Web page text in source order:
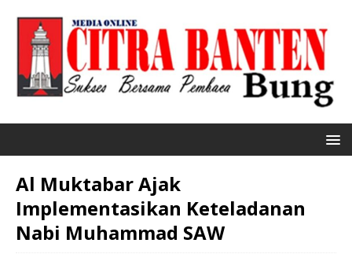
Al Muktabar Ajak
Implementasikan Keteladanan
Nabi Muhammad SAW